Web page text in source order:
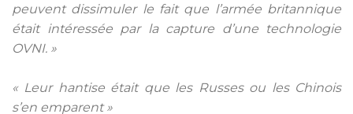
peuvent dissimuler le fait que l’armée britannique
était intéressée par la capture d’une technologie
OVNI. »
« Leur hantise était que les Russes ou les Chinois
s’en emparent »